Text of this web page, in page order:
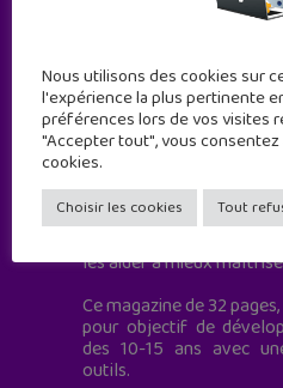
Geek Junior est le
à destination des
Geek Junior, c’est
les aider à mieux
Ce magazine de 32
pour objectif de
des 10-15 ans avec
outils.
Nous utilisons des cookies sur
l'expérience la plus pertinente
préférences lors de vos visites
"Accepter tout", vous
cookies.
Choisir les cookies Tout